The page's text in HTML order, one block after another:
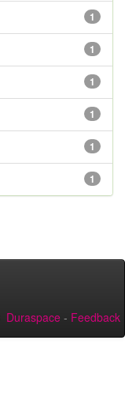
1
1
1
1
1
1
Duraspace - Feedback